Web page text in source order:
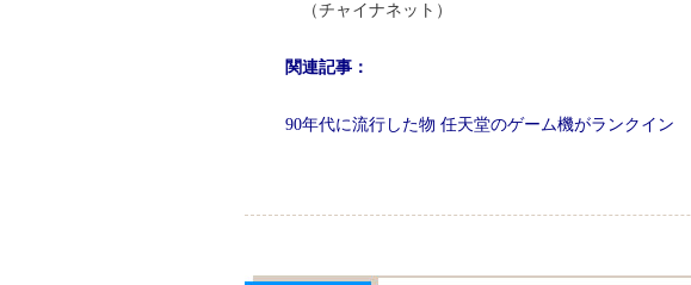
（チャイナネット）
関連記事：
90年代に流行した物 任天堂のゲーム機がランクイン